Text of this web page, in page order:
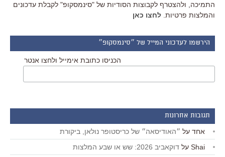
התמיכה, ולהצטרף לקבוצות הסודיות של "סינמסקופ" לקבלת עדכונים
והמלצות פרטיות. לחצו כאן
הירשמו לעדכוני המייל של ״סינמסקופ״
הכניסו כתובת אימייל ולחצו אנטר
תגובות אחרונות
אחד על ״האודיסאה״ של כריסטופר נולאן, ביקורת
Shai על דוקאביב 2026: שש או שבע המלצות